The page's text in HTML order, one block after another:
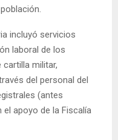
incluyó servicios
laboral de los
militar,
del personal del
(antes
apoyo de la Fiscalía